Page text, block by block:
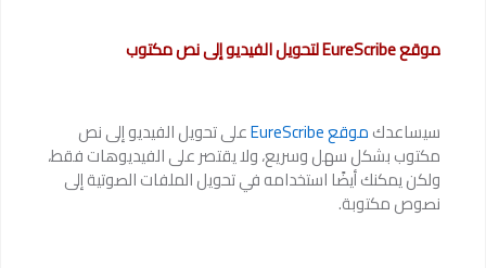
موقع EureScribe لتحويل الفيديو إلى نص مكتوب
سيساعدكموقع EureScribe على تحويل الفيديو إلى نص
مكتوب بشكل سهل وسريع، ولا يقتصر على الفيديوهات فقط،
ولكن يمكنك أيضًا استخدامه في تحويل الملفات الصوتية إلى
نصوص مكتوبة.